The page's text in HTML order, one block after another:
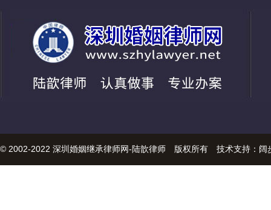
© 2002-2022 深圳婚姻继承律师网-陆歆律师 版权所有 技术支持： 阔